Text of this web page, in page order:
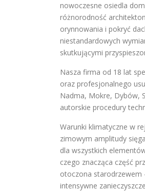
nowoczesne osiedla
różnorodność
orynnowania i pokryć
niestandardowych
skutkującymi
Nasza firma od 18 lat
oraz profesjonalnego
Nadma, Mokre, Dybów,
autorskie procedury
Warunki klimatyczne w
zimowym amplitudy
dla wszystkich
czego znacząca część
otoczona starodrzewem
intensywne